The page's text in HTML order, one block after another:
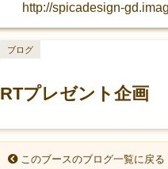
http://spicadesign-
RTプレゼント企画
ブログ
このブースのブログ一覧に戻る